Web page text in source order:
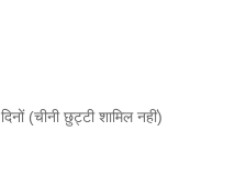
(चीनी छुट्टी शामिल नहीं)